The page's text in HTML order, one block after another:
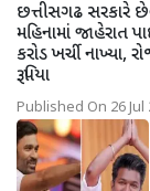
છત્તીસગઢ સરકારે
મહિનામાં જાહેરાત
કરોડ ખર્ચી નાખ્યા,
રૂપિયા
Published On 26 Jul